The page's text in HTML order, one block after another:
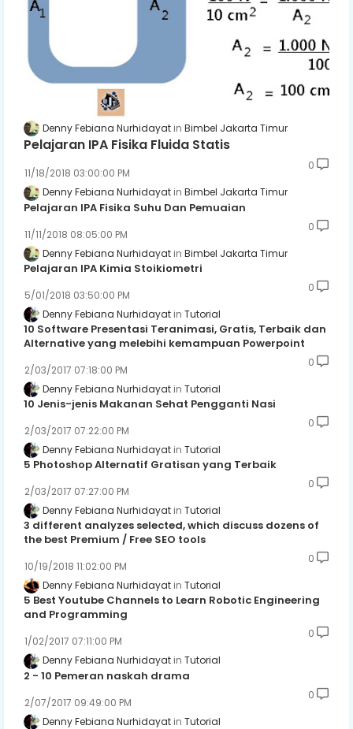
Denny Febiana Nurhidayat Bimbel Jakarta Timur
Pelajaran IPA Fisika Fluida Statis
11/18/2018 03:00:00 PM
0
Denny Febiana Nurhidayat
Bimbel Jakarta Timur
Pelajaran IPA Fisika Suhu Dan Pemuaian
11/11/2018 08:05:00 PM
0
Denny Febiana Nurhidayat
Bimbel Jakarta Timur
Pelajaran IPA Kimia Stoikiometri
5/01/2018 03:50:00 PM
0
Denny Febiana Nurhidayat
Tutorial
10 Software Presentasi Teranimasi, Gratis, Terbaik dan
Alternative yang melebihi kemampuan Powerpoint
2/03/2017 07:18:00 PM
0
Denny Febiana Nurhidayat
Tutorial
10 Jenis-jenis Makanan Sehat Pengganti Nasi
2/03/2017 07:22:00 PM
0
Denny Febiana Nurhidayat
Tutorial
5 Photoshop Alternatif Gratisan yang Terbaik
2/03/2017 07:27:00 PM
0
Denny Febiana Nurhidayat
Tutorial
3 different analyzes selected, which discuss dozens of
the best Premium / Free SEO tools
10/19/2018 11:02:00 PM
0
Denny Febiana Nurhidayat
Tutorial
5 Best Youtube Channels to Learn Robotic Engineering
and Programming
1/02/2017 07:11:00 PM
0
Denny Febiana Nurhidayat
Tutorial
2 - 10 Pemeran naskah drama
2/07/2017 09:49:00 PM
0
Denny Febiana Nurhidayat
Tutorial